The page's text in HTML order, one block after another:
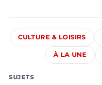
CULTURE & LOISIRS
À LA UNE
SUJETS